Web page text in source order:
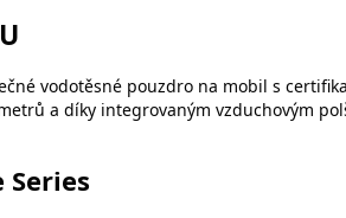
vodotěsné pouzdro na mobil s
a díky integrovaným vzduchovým
Series